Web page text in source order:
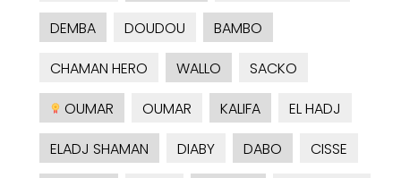
DEMBA
DOUDOU
BAMBO
CHAMAN HERO
WALLO
SACKO
OUMAR
OUMAR KALIFA
EL HADJ
ELADJ SHAMAN
DIABY DABO
CISSE